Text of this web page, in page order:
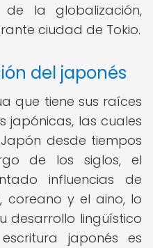
la globalización,
ciudad de Tokio.
del japonés
que tiene sus raíces
japónicas, las cuales
desde tiempos
de los siglos, el
influencias de
coreano y el aino, lo
desarrollo lingüístico
japonés es